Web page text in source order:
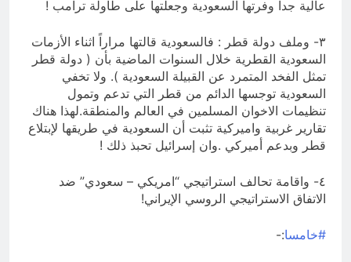
عالية جدا وفرتها السعودية وجعلتها على طاولة ترامب !
٣- وملف دولة قطر : فالسعودية قالتها مراراً اثناء الأزمات
السعودية القطرية خلال السنوات الماضية بأن ( دولة قطر
تمثل الفخد المتمرد عن القبيلة السعودية ). ولا تخفي
السعودية توجسها الدائم من قطر التي تدعم وتمول
تنظيمات الاخوان المسلمين في العالم والمنطقة.لهذا هناك
تقارير غربية واميركية تثبت أن السعودية في طريقها لإبتلاع
قطر وبدعم أميركي .وان إسرائيل تحبذ ذلك !
٤- واقامة تحالف استراتيجي “امريكي – سعودي” ضد
الاتفاق الاستراتيجي الروسي الإيراني!
#خامسا:-